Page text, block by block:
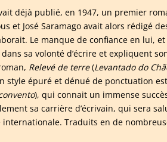
déjà publié, en 1947, un premier
et José Saramago avait alors rédigé
Le manque de confiance en lui,
sa volonté d’écrire et expliquent
Relevé de terre(Levantado do
style épuré et dénué de ponctuation
), qui connait un immense
sa carrière d’écrivain, qui sera
Traduits en de